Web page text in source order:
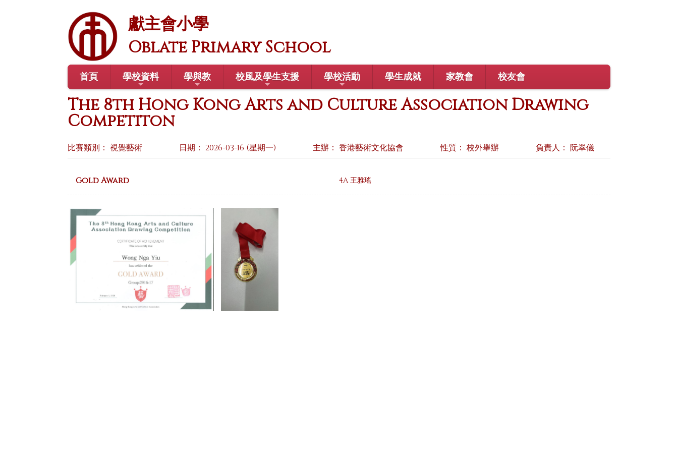
獻主會小學
Oblate Primary School
首頁 學校資料 學與教 校風及學生支援 學校活動 學生成就 家教會 校友會
The 8th Hong Kong Arts and Culture Association Drawing
Competiton
比賽類別： 視覺藝術 日期： 2026-03-16 (星期一) 主辦： 香港藝術文化協會 性質： 校外舉辦 負責人： 阮翠儀
Gold Award 4A 王雅瑤